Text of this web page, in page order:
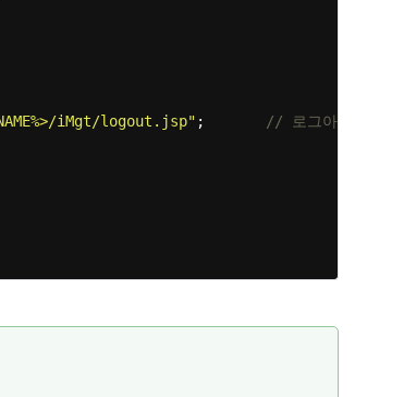
iMgt/logout.jsp" ; // 로그아웃 처리